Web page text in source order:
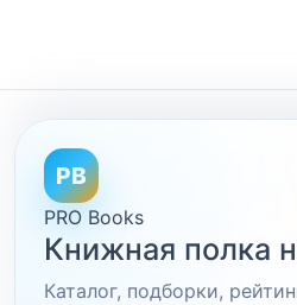
PB
PRO Books
Книжная полка
Каталог, подборки,